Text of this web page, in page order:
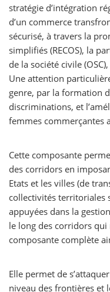
stratégie d’intégration
d’un commerce
sécurisé, à travers la
simplifiés (RECOS), la
de la société civile
Une attention
genre, par la formation
discriminations, et
femmes commerçantes
Cette composante
des corridors en
Etats et les villes (de
collectivités territoriales
appuyées dans la
le long des corridors
composante complète
Elle permet de
niveau des frontières et